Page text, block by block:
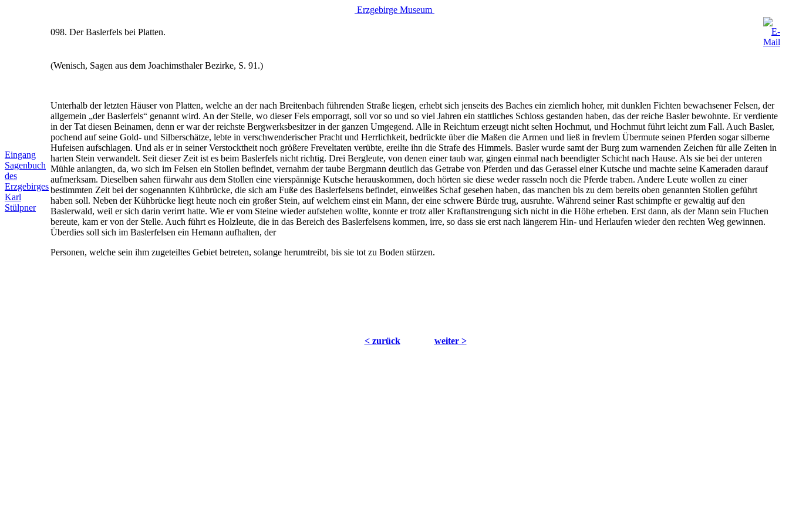
Erzgebirge Museum
Eingang
Sagenbuch
des
Erzgebirges
Karl
Stülpner
098. Der Baslerfels bei Platten.
(Wenisch, Sagen aus dem Joachimsthaler Bezirke, S. 91.)
Unterhalb der letzten Häuser von Platten, welche an der nach Breitenbach führenden Straße liegen, erhebt sich jenseits des Baches ein ziemlich hoher, mit dunklen Fichten bewachsener Felsen, der
allgemein „der Baslerfels“ genannt wird. An der Stelle, wo dieser Fels emporragt, soll vor so und so viel Jahren ein stattliches Schloss gestanden haben, das der reiche Basler bewohnte. Er verdiente
in der Tat diesen Beinamen, denn er war der reichste Bergwerksbesitzer in der ganzen Umgegend. Alle in Reichtum erzeugt nicht selten Hochmut, und Hochmut führt leicht zum Fall. Auch Basler,
pochend auf seine Gold- und Silberschätze, lebte in verschwenderischer Pracht und Herrlichkeit, bedrückte über die Maßen die Armen und ließ in frevlem Übermute seinen Pferden sogar silberne
Hufeisen aufschlagen. Und als er in seiner Verstocktheit noch größere Freveltaten verübte, ereilte ihn die Strafe des Himmels. Basler wurde samt der Burg zum warnenden Zeichen für alle Zeiten in
harten Stein verwandelt. Seit dieser Zeit ist es beim Baslerfels nicht richtig. Drei Bergleute, von denen einer taub war, gingen einmal nach beendigter Schicht nach Hause. Als sie bei der unteren
Mühle anlangten, da, wo sich im Felsen ein Stollen befindet, vernahm der taube Bergmann deutlich das Getrabe von Pferden und das Gerassel einer Kutsche und machte seine Kameraden darauf
aufmerksam. Dieselben sahen fürwahr aus dem Stollen eine vierspännige Kutsche herauskommen, doch hörten sie diese weder rasseln noch die Pferde traben. Andere Leute wollen zu einer
bestimmten Zeit bei der sogenannten Kühbrücke, die sich am Fuße des Baslerfelsens befindet, einweißes Schaf gesehen haben, das manchen bis zu dem bereits oben genannten Stollen geführt
haben soll. Neben der Kühbrücke liegt heute noch ein großer Stein, auf welchem einst ein Mann, der eine schwere Bürde trug, ausruhte. Während seiner Rast schimpfte er gewaltig auf den
Baslerwald, weil er sich darin verirrt hatte. Wie er vom Steine wieder aufstehen wollte, konnte er trotz aller Kraftanstrengung sich nicht in die Höhe erheben. Erst dann, als der Mann sein Fluchen
bereute, kam er von der Stelle. Auch führt es Holzleute, die in das Bereich des Baslerfelsens kommen, irre, so dass sie erst nach längerem Hin- und Herlaufen wieder den rechten Weg gewinnen.
Überdies soll sich im Baslerfelsen ein Hemann aufhalten, der
Personen, welche sein ihm zugeteiltes Gebiet betreten, solange herumtreibt, bis sie tot zu Boden stürzen.
< zurück weiter >